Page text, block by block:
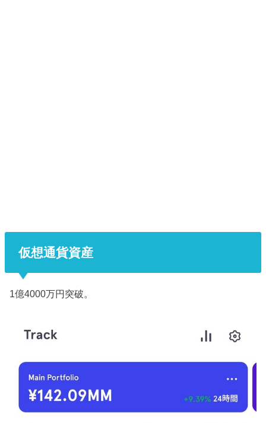
仮想通貨資産
1億4000万円突破。